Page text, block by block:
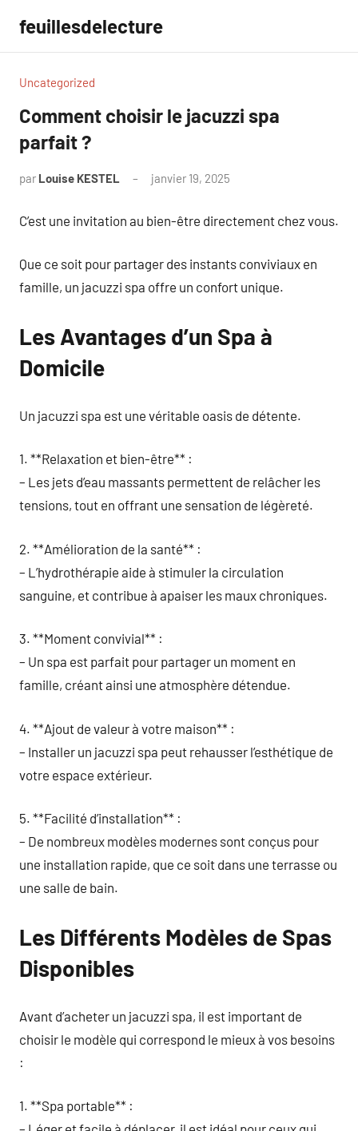
contenu
feuillesdelecture
Uncategorized
Comment choisir le jacuzzi spa
parfait ?
par Louise KESTEL janvier 19, 2025
C’est une invitation au bien-être directement chez vous.
Que ce soit pour partager des instants conviviaux en
famille, un jacuzzi spa offre un confort unique.
Les Avantages d’un Spa à
Domicile
Un jacuzzi spa est une véritable oasis de détente.
1. **Relaxation et bien-être** :
– Les jets d’eau massants permettent de relâcher les
tensions, tout en offrant une sensation de légèreté.
2. **Amélioration de la santé** :
– L’hydrothérapie aide à stimuler la circulation
sanguine, et contribue à apaiser les maux chroniques.
3. **Moment convivial** :
– Un spa est parfait pour partager un moment en
famille, créant ainsi une atmosphère détendue.
4. **Ajout de valeur à votre maison** :
– Installer un jacuzzi spa peut rehausser l’esthétique de
votre espace extérieur.
5. **Facilité d’installation** :
– De nombreux modèles modernes sont conçus pour
une installation rapide, que ce soit dans une terrasse ou
une salle de bain.
Les Différents Modèles de Spas
Disponibles
Avant d’acheter un jacuzzi spa, il est important de
choisir le modèle qui correspond le mieux à vos besoins
:
1. **Spa portable** :